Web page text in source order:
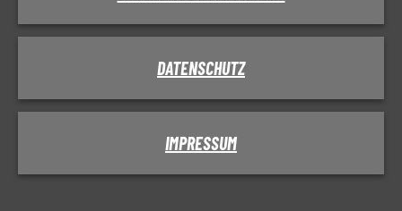
DATENSCHUTZ
IMPRESSUM